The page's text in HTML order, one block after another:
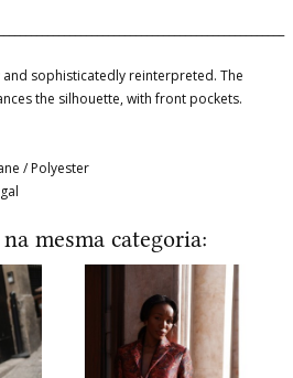
sophisticatedly reinterpreted. The
the silhouette, with front pockets.
/ Polyester
mesma categoria: